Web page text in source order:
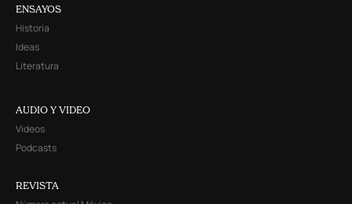
ENSAYOS
Historia
Ideas
Literatura
AUDIO Y VIDEO
Videos
Podcasts
REVISTA